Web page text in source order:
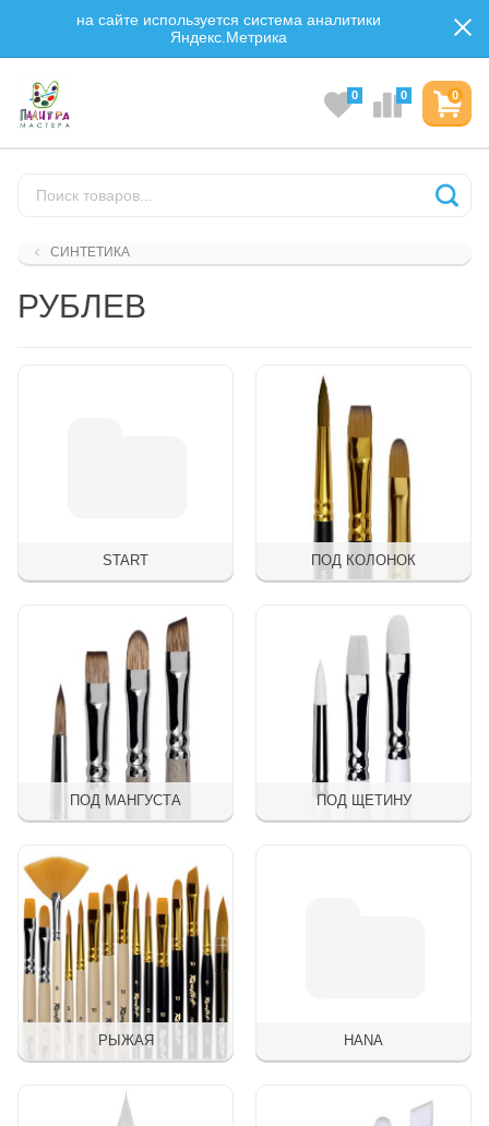
на сайте используется система аналитики
Яндекс.Метрика
0
0 0
СИНТЕТИКА
РУБЛЕВ
START ПОД КОЛОНОК
ПОД МАНГУСТА ПОД ЩЕТИНУ
РЫЖАЯ HANA